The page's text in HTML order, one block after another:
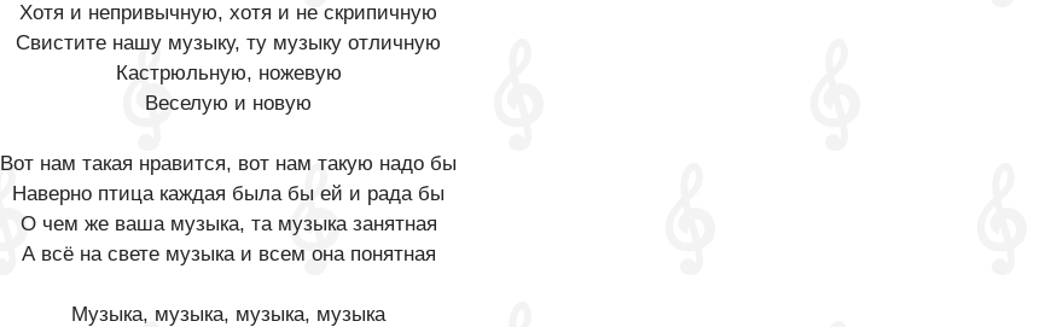
Хотя и непривычную, хотя и не скрипичную
Свистите нашу музыку, ту музыку отличную
Кастрюльную, ножевую
Веселую и новую
Вот нам такая нравится, вот нам такую надо бы
Наверно птица каждая была бы ей и рада бы
О чем же ваша музыка, та музыка занятная
А всё на свете музыка и всем она понятная
Музыка, музыка, музыка, музыка